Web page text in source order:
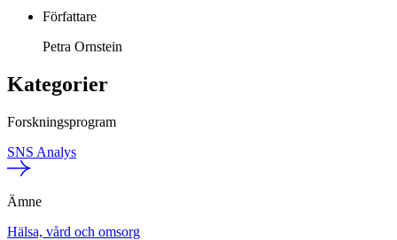
Författare
Petra Ornstein
Kategorier
Forskningsprogram
SNS Analys
Ämne
Hälsa, vård och omsorg